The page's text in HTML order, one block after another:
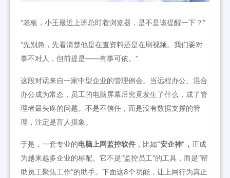
“老板，小王最近上班总盯着浏览器，是不是该提醒一下？”
“先别急，先看清楚他是在查资料还是在刷视频。我们要对
事不对人，但前提是——有事可依。”
这段对话来自一家中型企业的管理例会。当远程办公、混合
办公成为常态，员工的电脑屏幕后究竟发生了什么，成了管
理者最头疼的问题。不是不信任，而是没有数据支撑的管
理，注定是盲人摸象。
于是，一套专业的电脑上网监控软件 ，比如“安企神”， 正成
为越来越多企业的标配。它不是“监控员工”的工具，而是“帮
助员工聚焦工作”的助手。下面这8个功能，让上网行为真正